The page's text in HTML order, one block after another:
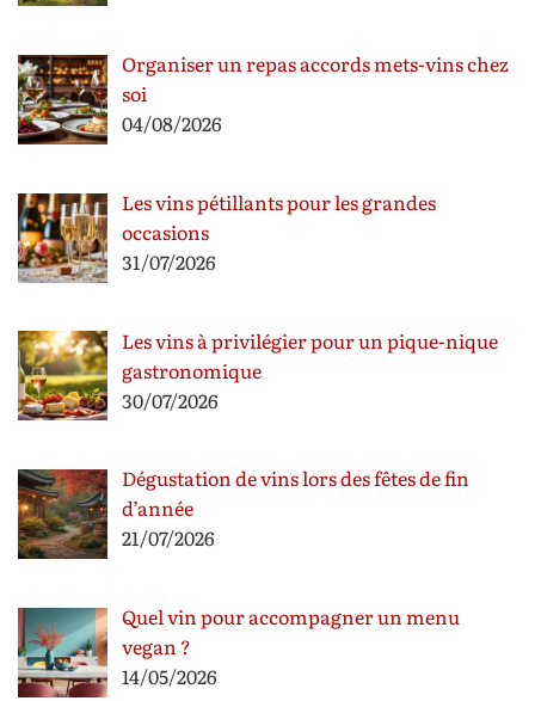
Organiser un repas accords mets-vins chez
soi
04/08/2026
Les vins pétillants pour les grandes
occasions
31/07/2026
Les vins à privilégier pour un pique-nique
gastronomique
30/07/2026
Dégustation de vins lors des fêtes de fin
d’année
21/07/2026
Quel vin pour accompagner un menu
vegan ?
14/05/2026